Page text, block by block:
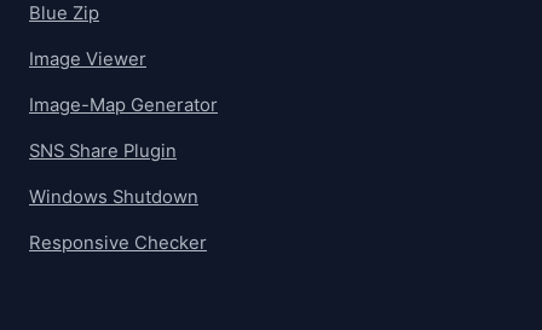
Blue Zip
Image Viewer
Image-Map Generator
SNS Share Plugin
Windows Shutdown
Responsive Checker